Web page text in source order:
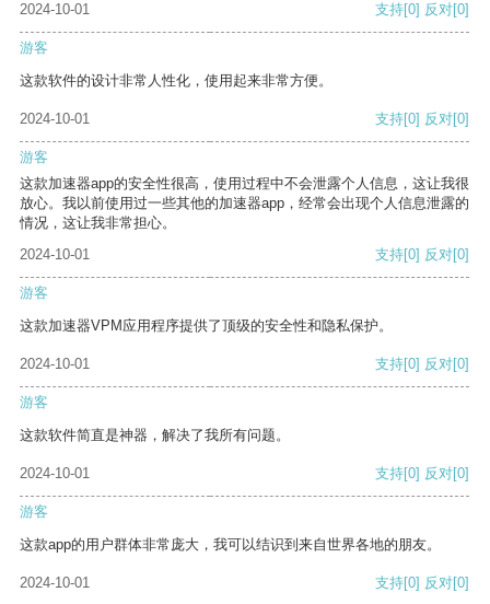
2024-10-01
支持[0] 反对[0]
游客
这款软件的设计非常人性化，使用起来非常方便。
2024-10-01 支持[0] 反对[0]
游客
这款加速器app的安全性很高，使用过程中不会泄露个人信息，这让我很
放心。我以前使用过一些其他的加速器app，经常会出现个人信息泄露的
情况，这让我非常担心。
2024-10-01
支持[0] 反对[0]
游客
这款加速器VPM应用程序提供了顶级的安全性和隐私保护。
2024-10-01 支持[0] 反对[0]
游客
这款软件简直是神器，解决了我所有问题。
2024-10-01 支持[0] 反对[0]
游客
这款app的用户群体非常庞大，我可以结识到来自世界各地的朋友。
2024-10-01 支持[0] 反对[0]